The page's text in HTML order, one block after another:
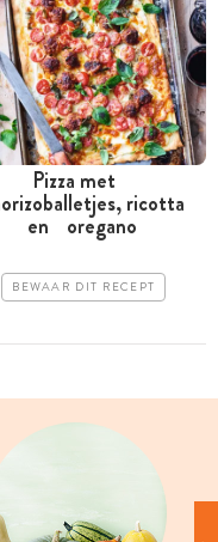
Pizza met
ricotta
en oregano
BEWAAR DIT RECEPT